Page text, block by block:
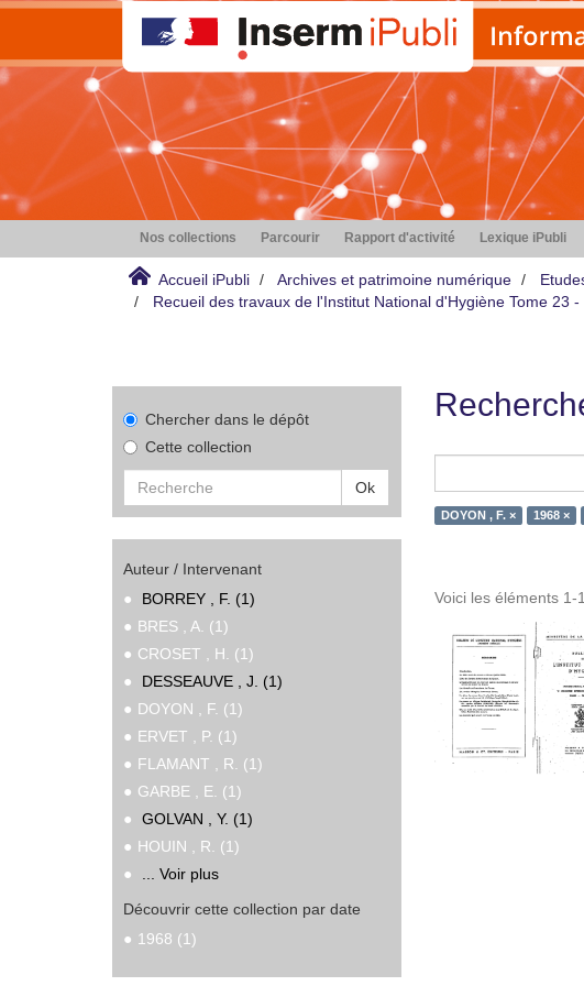
Nos collections Parcourir Rapport d'activité Lexique iPubli
Accueil iPubli Archives et patrimoine numérique
Recueil des travaux de l'Institut National d'Hygiène Tome 23 -
Chercher dans le dépôt
Cette collection
Ok
Auteur / Intervenant
BORREY , F. (1)
BRES , A. (1)
CROSET , H. (1)
DESSEAUVE , J. (1)
DOYON , F. (1)
ERVET , P. (1)
FLAMANT , R. (1)
GARBE , E. (1)
GOLVAN , Y. (1)
HOUIN , R. (1)
... Voir plus
Découvrir cette collection par date
1968 (1)
DOYON , F. × 1968 ×
Voici les éléments 1-